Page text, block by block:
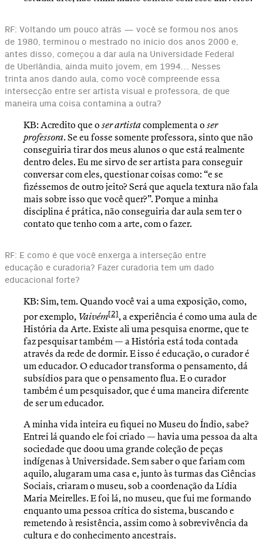
RF: Voltando um pouco atrás — você se formou nos anos
de 1980, terminou o mestrado no início dos anos 2000 e,
antes disso, começou a dar aula na Universidade Federal
de Uberlândia, ainda muito jovem, em 1994… Nesses
trinta anos dando aula, como você compreende essa
intersecção entre ser artista visual e professora, de que
maneira uma coisa contamina a outra?
KB: Acredito que o ser artistacomplementa o ser
professora. Se eu fosse somente professora, sinto que não
conseguiria tirar dos meus alunos o que está realmente
dentro deles. Eu me sirvo de ser artista para conseguir
conversar com eles, questionar coisas como: “e se
fizéssemos de outro jeito? Será que aquela textura não fala
mais sobre isso que você quer?”. Porque a minha
disciplina é prática, não conseguiria dar aula sem ter o
contato que tenho com a arte, com o fazer.
RF: E como é que você enxerga a interseção entre
educação e curadoria? Fazer curadoria tem um dado
educacional forte?
KB: Sim, tem. Quando você vai a uma exposição, como,
por exemplo, Vaivém[2] , a experiência é como uma aula de
História da Arte. Existe ali uma pesquisa enorme, que te
faz pesquisar também — a História está toda contada
através da rede de dormir. E isso é educação, o curador é
um educador. O educador transforma o pensamento, dá
subsídios para que o pensamento flua. E o curador
também é um pesquisador, que é uma maneira diferente
de ser um educador.
A minha vida inteira eu fiquei no Museu do Índio, sabe?
Entrei lá quando ele foi criado — havia uma pessoa da alta
sociedade que doou uma grande coleção de peças
indígenas à Universidade. Sem saber o que fariam com
aquilo, alugaram uma casa e, junto às turmas das Ciências
Sociais, criaram o museu, sob a coordenação da Lídia
Maria Meirelles. E foi lá, no museu, que fui me formando
enquanto uma pessoa crítica do sistema, buscando e
remetendo à resistência, assim como à sobrevivência da
cultura e do conhecimento ancestrais.